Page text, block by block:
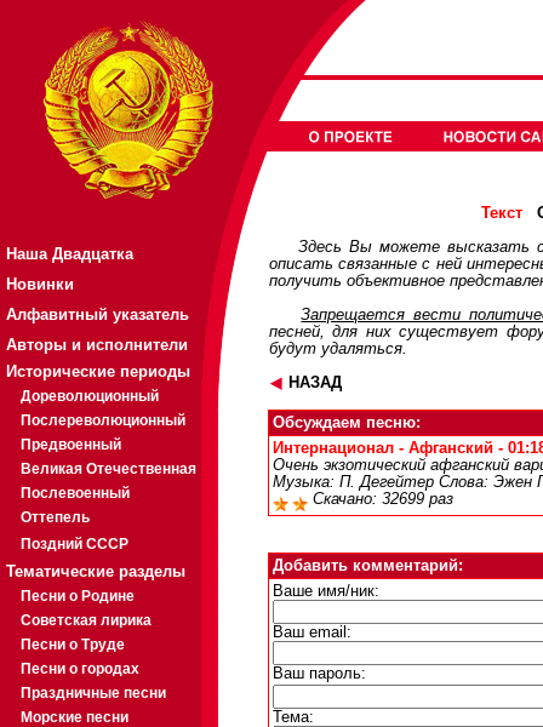
Наша Двадцатка
Новинки
Алфавитный указатель
Авторы и исполнители
Исторические периоды
Дореволюционный
Послереволюционный
Предвоенный
Великая Отечественная
Послевоенный
Оттепель
Поздний СССР
Тематические разделы
Песни о Родине
Советская лирика
Песни о Труде
Песни о городах
Праздничные песни
Морские песни
Текст
Здесь Вы можете высказать
описать связанные с ней
получить объективное
Запрещается вести
песней, для них существует
будут удаляться.
НАЗАД
Обсуждаем песню:
Интернационал - Афганский -
Очень экзотический афганский
Музыка: П. Дегейтер Слова: Эжен
Скачано: 32699 раз
Добавить комментарий:
Ваше имя/ник:
Ваш email:
Ваш пароль:
Тема: